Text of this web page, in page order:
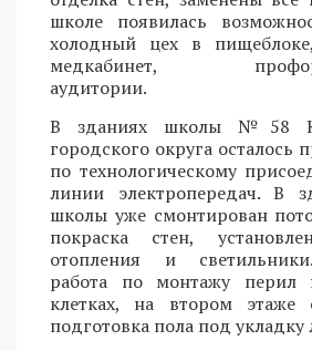
школе появилась
холодный цех в
медкабинет,
аудитории.
В зданиях школы №58
городского округа осталось
по технологическому
линии электропередач. В
школы уже смонтирован
покраска стен,
отопления и
работа по монтажу перил
клетках, на втором этаже
подготовка пола под укладку